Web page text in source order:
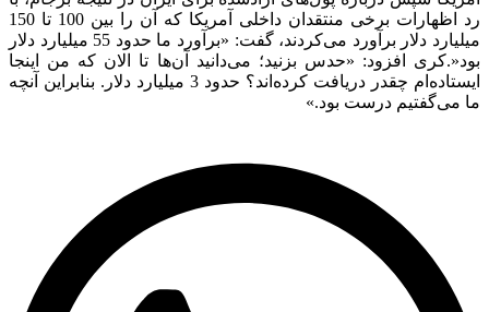
رد اظهارات برخی منتقدان داخلی آمریکا که آن را بین 100 تا 150
میلیارد دلار برآورد می‌کردند، گفت: «برآورد ما حدود 55 میلیارد دلار
.»کری افزود: «حدس بزنید؛ می‌دانید آن‌ها تا الان که من اینجا
ایستاده‌ام چقدر دریافت کرده‌اند؟ حدود 3 میلیارد دلار. بنابراین آنچه
می‌گفتیم درست بود.»